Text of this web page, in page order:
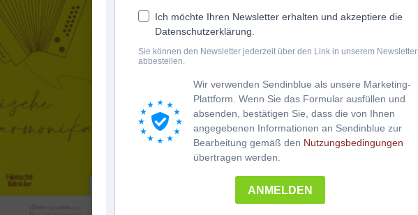
Griffschrift & Klangschrift
Arr. Johanna Dumfart
Inhalt:
EDELWEISS
ESKALATION
zum Mitsingen
Schwierigkeitsgrad: mittel
für 4-reihige Harmonika
Übersicht Bassschema
hochwertiger A4-Heft
FäaschtBänkler
Ich möchte Ihren Newsletter erhalten und akzeptiere die
Datenschutzerklärung.
Sie können den Newsletter jederzeit über den Link in unserem Newsletter
abbestellen.
Wir verwenden Sendinblue als unsere Marketing-
Plattform. Wenn Sie das Formular ausfüllen und
absenden, bestätigen Sie, dass die von Ihnen
angegebenen Informationen an Sendinblue zur
Bearbeitung gemäß den Nutzungsbedingungen
übertragen werden.
ANMELDEN